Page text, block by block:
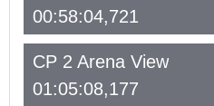
00:58:04,721
CP 2 Arena View
01:05:08,177